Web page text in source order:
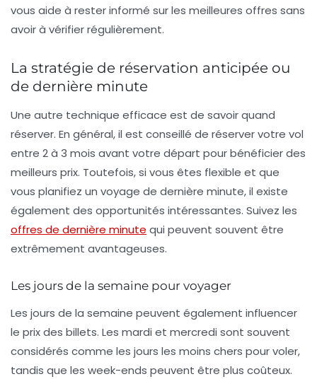
vous aide à rester informé sur les meilleures offres sans
avoir à vérifier régulièrement.
La stratégie de réservation anticipée ou
de dernière minute
Une autre technique efficace est de savoir quand
réserver. En général, il est conseillé de réserver votre vol
entre 2 à 3 mois avant votre départ pour bénéficier des
meilleurs prix. Toutefois, si vous êtes flexible et que
vous planifiez un voyage de dernière minute, il existe
également des opportunités intéressantes. Suivez les
offres de dernière minute qui peuvent souvent être
extrêmement avantageuses.
Les jours de la semaine pour voyager
Les jours de la semaine peuvent également influencer
le prix des billets. Les mardi et mercredi sont souvent
considérés comme les jours les moins chers pour voler,
tandis que les week-ends peuvent être plus coûteux.